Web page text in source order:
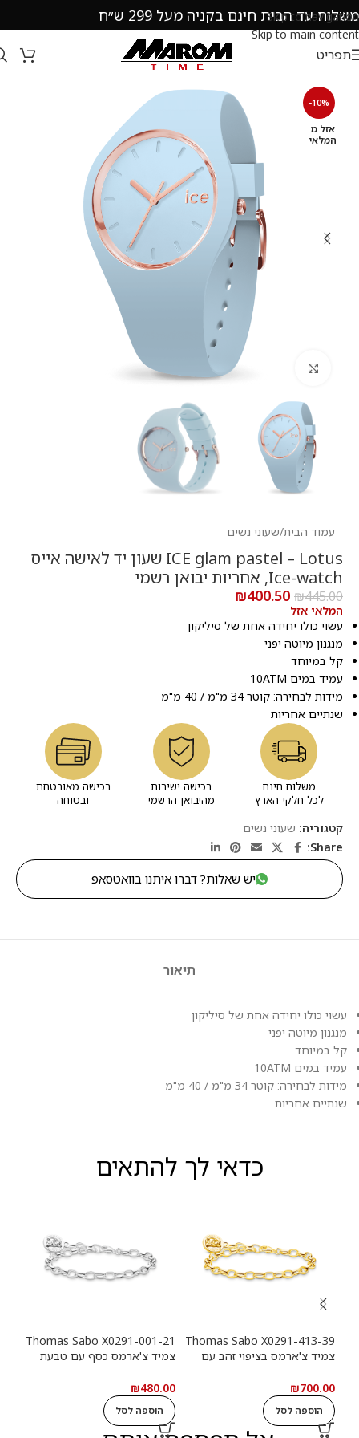
Skip to navigation
Skip to main content
משלוח עד הבית חינם בקניה מעל 299 ש״ח
תפריט
עמוד הבית/שעוני נשים
ICE glam pastel – Lotus שעון יד לאישה אייס
Ice-watch, אחריות יבואן רשמי
₪445.00
₪400.50
המלאי אזל
עשוי כולו יחידה אחת של סיליקון
מנגנון מיוטה יפני
קל במיוחד
עמיד במים 10ATM
מידות לבחירה: קוטר 34 מ"מ / 40 מ"מ
שנתיים אחריות
משלוח חינם
לכל חלקי הארץ
רכישה ישירות
מהיבואן הרשמי
רכישה מאובטחת
ובטוחה
קטגוריה: שעוני נשים
Share:
יש שאלות? דברו איתנו בוואטסאפ
-10%
אזל מ
המלאי
תיאור
עשוי כולו יחידה אחת של סיליקון
מנגנון מיוטה יפני
קל במיוחד
עמיד במים 10ATM
מידות לבחירה: קוטר 34 מ"מ / 40 מ"מ
שנתיים אחריות
כדאי לך להתאים
Thomas Sabo X0291-413-39
צמיד צ'ארמס בציפוי זהב עם
₪700.00
הוספה לסל
Thomas Sabo X0291-001-21
צמיד צ'ארמס כסף עם טבעת
₪480.00
הוספה לסל